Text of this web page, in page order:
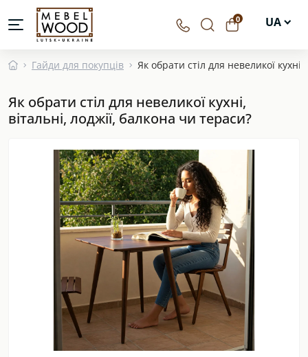
0 UA
Гайди для покупців Як обрати стіл для невеликої
Як обрати стіл для невеликої кухні,
вітальні, лоджії, балкона чи тераси?